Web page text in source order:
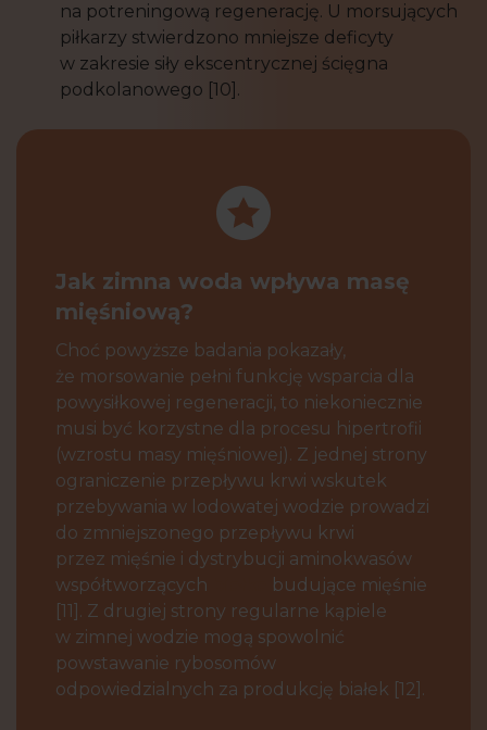
na potreningową regenerację. U morsujących
piłkarzy stwierdzono mniejsze deficyty
w zakresie siły ekscentrycznej ścięgna
podkolanowego [10].
Jak zimna woda wpływa masę
mięśniową?
Choć powyższe badania pokazały,
że morsowanie pełni funkcję wsparcia dla
powysiłkowej regeneracji, to niekoniecznie
musi być korzystne dla procesu hipertrofii
(wzrostu masy mięśniowej). Z jednej strony
ograniczenie przepływu krwi wskutek
przebywania w lodowatej wodzie prowadzi
do zmniejszonego przepływu krwi
przez mięśnie i dystrybucji aminokwasów
współtworzących
budujące mięśnie
[11]. Z drugiej strony regularne kąpiele
w zimnej wodzie mogą spowolnić
powstawanie rybosomów
odpowiedzialnych za produkcję białek [12].